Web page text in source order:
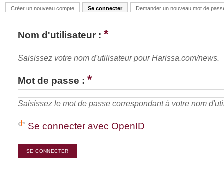
Créer un nouveau compte Se connecter Demander un nouveau mot de
Nom d'utilisateur : *
Saisissez votre nom d'utilisateur pour Harissa.com/news.
Mot de passe : *
Saisissez le mot de passe correspondant à votre nom
Se connecter avec OpenID